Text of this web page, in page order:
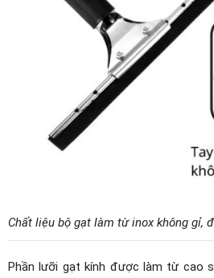
Chất liệu bộ gạt làm từ inox không gỉ,
Phần lưỡi gạt kính được làm từ cao